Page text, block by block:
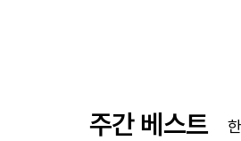
주간 베스트